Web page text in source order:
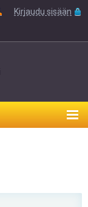
Kirjaudu sisään